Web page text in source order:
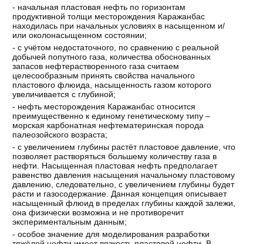
- начальная пластовая нефть по горизонтам
продуктивной толщи месторождения Каражанбас
находилась при начальных условиях в насыщенном и/
или околонасыщенном состоянии;
- с учётом недостаточного, по сравнению с реальной
добычей попутного газа, количества обоснованных
запасов нефтерастворенного газа считаем
целесообразным принять свойства начального
пластового флюида, насыщенность газом которого
увеличивается с глубиной;
- нефть месторождения Каражанбас относится
преимущественно к единому генетическому типу –
морская карбонатная нефтематеринская порода
палеозойского возраста;
- с увеличением глубины растёт пластовое давление, что
позволяет растворяться большему количеству газа в
нефти. Насыщенная пластовая нефть предполагает
равенство давления насыщения начальному пластовому
давлению, следовательно, с увеличением глубины будет
расти и газосодержание. Данная концепция описывает
насыщенный флюид в пределах глубины каждой залежи,
она физически возможна и не противоречит
экспериментальным данным;
- особое значение для моделирования разработки